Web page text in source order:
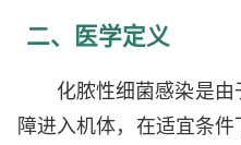
二、医学定义
化脓性细菌感染是
障进入机体，在适宜条件